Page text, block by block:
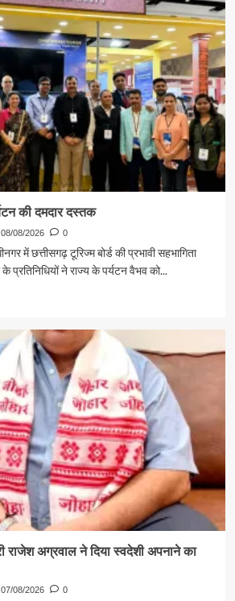
की दमदार दस्तक
08/08/2026 0
में छत्तीसगढ़ टूरिज्म बोर्ड की प्रभावी सहभागिता
प्रतिनिधियों ने राज्य के पर्यटन वैभव को...
राजेश अग्रवाल ने दिया स्वदेशी अपनाने का
07/08/2026 0